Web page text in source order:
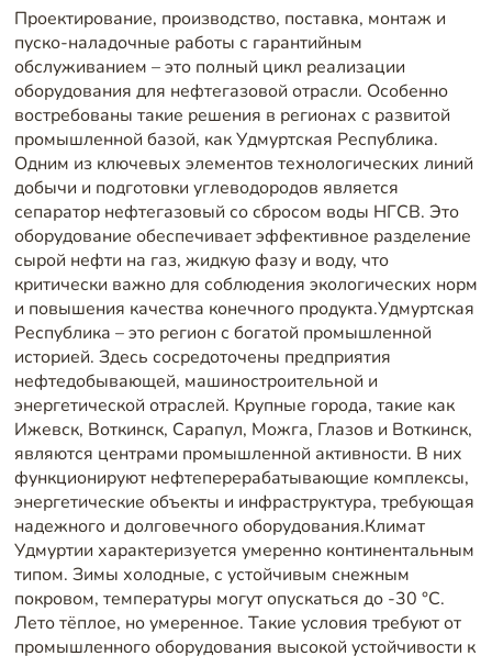
Проектирование, производство, поставка, монтаж и
пуско-наладочные работы с гарантийным
обслуживанием – это полный цикл реализации
оборудования для нефтегазовой отрасли. Особенно
востребованы такие решения в регионах с развитой
промышленной базой, как Удмуртская Республика.
Одним из ключевых элементов технологических линий
добычи и подготовки углеводородов является
сепаратор нефтегазовый со сбросом воды НГСВ. Это
оборудование обеспечивает эффективное разделение
сырой нефти на газ, жидкую фазу и воду, что
критически важно для соблюдения экологических норм
и повышения качества конечного продукта.Удмуртская
Республика – это регион с богатой промышленной
историей. Здесь сосредоточены предприятия
нефтедобывающей, машиностроительной и
энергетической отраслей. Крупные города, такие как
Ижевск, Воткинск, Сарапул, Можга, Глазов и Воткинск,
являются центрами промышленной активности. В них
функционируют нефтеперерабатывающие комплексы,
энергетические объекты и инфраструктура, требующая
надежного и долговечного оборудования.Климат
Удмуртии характеризуется умеренно континентальным
типом. Зимы холодные, с устойчивым снежным
покровом, температуры могут опускаться до -30 °C.
Лето тёплое, но умеренное. Такие условия требуют от
промышленного оборудования высокой устойчивости к